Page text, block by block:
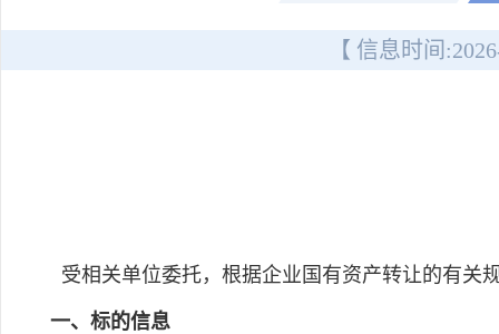
【 信息时间:
受相关单位委托，根据企业国有资产转让的有关
一、标的信息